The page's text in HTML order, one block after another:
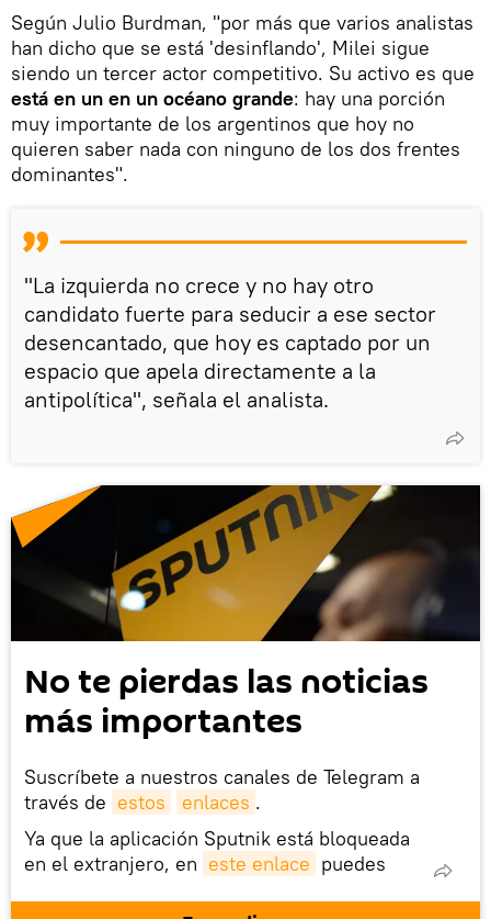
Según Julio Burdman, "por más que varios analistas
han dicho que se está 'desinflando', Milei sigue
siendo un tercer actor competitivo. Su activo es que
está en un en un océano grande: hay una porción
muy importante de los argentinos que hoy no
quieren saber nada con ninguno de los dos frentes
dominantes".
"La izquierda no crece y no hay otro
candidato fuerte para seducir a ese sector
desencantado, que hoy es captado por un
espacio que apela directamente a la
antipolítica", señala el analista.
No te pierdas las noticias
más importantes
Suscríbete a nuestros canales de Telegram a
través de estos enlaces .
Ya que la aplicación Sputnik está bloqueada
en el extranjero, en este enlace puedes